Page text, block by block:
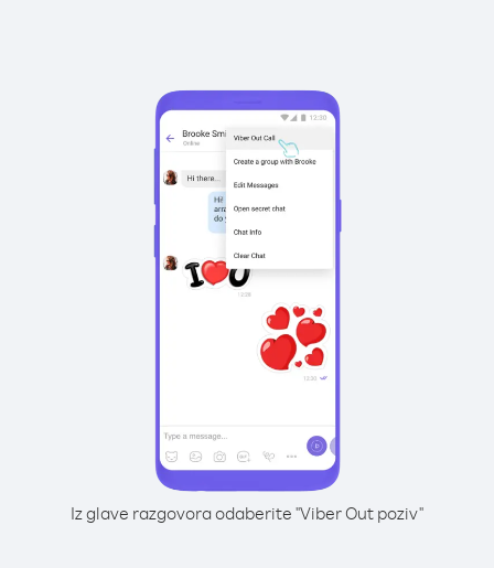
Iz glave razgovora odaberite "Viber Out poziv"